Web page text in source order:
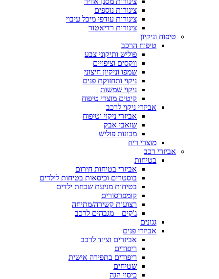
צינורות נוספים
צינורות עודפי מיכל עיבוי
צינורות רדיאטור
טיפוח וניקיון
טיפוח הרכב
פוליש ותיקוני צבע
ווקסים וציפויים
שמפו וניקיון חיצוני
ניקוי ותחזוקת פנים
ניקוי שמשות
קיטים מוצרי טיפוח
אביזרי ניקוי לרכב
אביזרי ניקוי וטיפוח
שואבי אבק
מכונות פוליש
מוצרי ריח
אביזרי רכב
בטיחות
אביזרי בטיחות חירום
בוסטרים וכיסאות בטיחות לילדים
בטיחות מניעת שכחת ילדים
קומפרסורים
רצועות קשירה/מתיחה
ג'קים – מגבהים לרכב
גגונים
אביזרי פנים
אביזרים וציוד לרכב
ריפודים
ריפודים בתפירה אישית
שטיחים
כיסוי הגה